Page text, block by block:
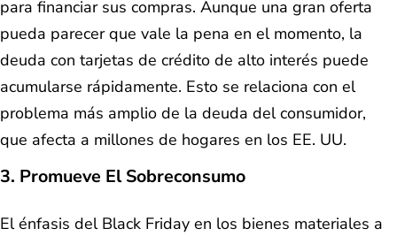
para financiar sus compras. Aunque una gran oferta
pueda parecer que vale la pena en el momento, la
deuda con tarjetas de crédito de alto interés puede
acumularse rápidamente. Esto se relaciona con el
problema más amplio de la deuda del consumidor,
que afecta a millones de hogares en los EE. UU.
3. Promueve El Sobreconsumo
El énfasis del Black Friday en los bienes materiales a